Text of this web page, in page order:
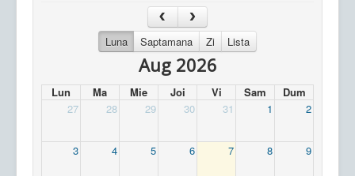
Luna Saptamana Zi Lista
Aug 2026
Lun Ma Mie Joi Vi Sam
Dum
27
28 29 30 31 1 2
3 4 5 6 7 8 9